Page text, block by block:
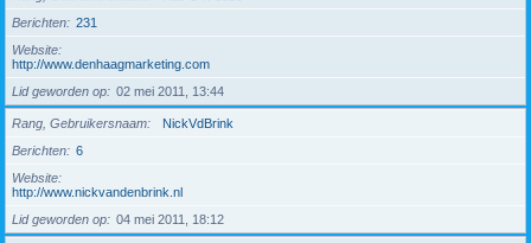
Berichten
231
Website
http://www.denhaagmarketing.com
Lid geworden op
02 mei 2011, 13:44
Rang, Gebruikersnaam
NickVdBrink
Berichten
6
Website
http://www.nickvandenbrink.nl
Lid geworden op
04 mei 2011, 18:12